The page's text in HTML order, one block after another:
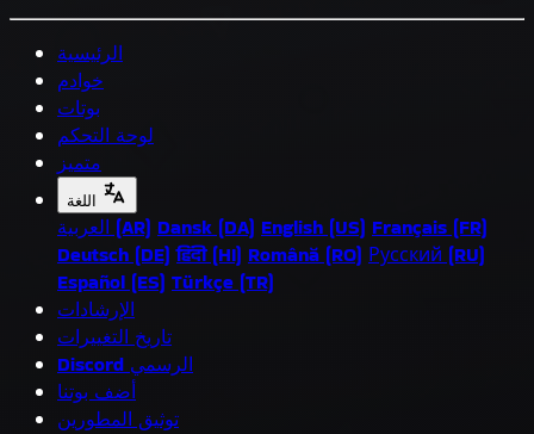
الرئيسية
خوادم
بوتات
لوحة التحكم
متميز
العربية (AR) Dansk (DA) English (US) Français (FR)
Deutsch (DE) हिंदी (HI) Română (RO) Русский (RU)
Español (ES) Türkçe (TR)
الإرشادات
تاريخ التغييرات
Discord الرسمي
أضف بوتنا
توثيق المطورين